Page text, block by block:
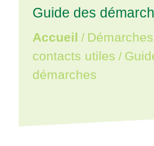
Guide des
Accueil /
contacts utiles /
démarches